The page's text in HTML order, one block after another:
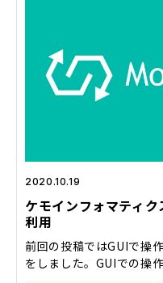
2020.10.19
ケモインフォマティ
利用
前回の投稿ではGUIで操
をしました。GUIでの操